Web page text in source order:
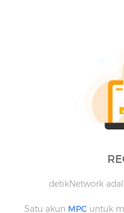
detikNetwork
Satu akun MPC untuk